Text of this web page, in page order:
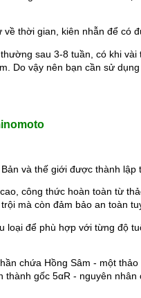
ấn
thời gian, kiên nhẫn để có
sau 3-8 tuần, có khi
Do vậy nên bạn cần sử
và thế giới được thành lập
công thức hoàn toàn từ
mà còn đảm bảo an toàn
loại để phù hợp với từng độ
chứa Hồng Sâm - một
gốc 5αR - nguyên nhân